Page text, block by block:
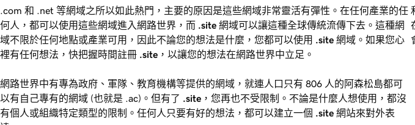
.com 和 .net 等網域之所以如此熱門，主要的原因是這些網域非常靈活有彈性。在任何產業的任
何人，都可以使用這些網域進入網路世界，而 .site 網域可以讓這種全球傳統流傳下去。這種網
域不限於任何地點或產業可用，因此不論您的想法是什麼，您都可以使用 .site 網域。如果您心
裡有任何想法，快把握時間註冊 .site ，以讓您的想法在網路世界中立足。
網路世界中有專為政府、軍隊、教育機構等提供的網域，就連人口只有 806 人的阿森松島都可
以有自己專有的網域 (也就是 .ac)。但有了 .site ，您再也不受限制。不論是什麼人想使用，都沒
有個人或組織特定類型的限制。任何人只要有好的想法，都可以建立一個 .site 網站來對外表